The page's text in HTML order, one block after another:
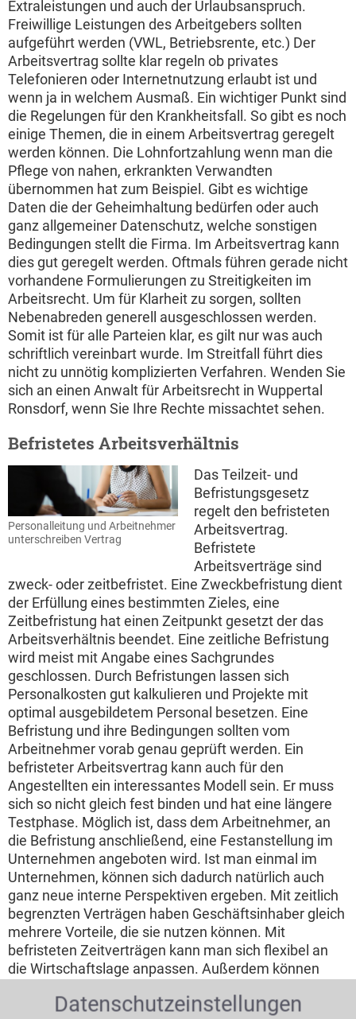
Extraleistungen und auch der Urlaubsanspruch.
Freiwillige Leistungen des Arbeitgebers sollten
aufgeführt werden (VWL, Betriebsrente, etc.) Der
Arbeitsvertrag sollte klar regeln ob privates
Telefonieren oder Internetnutzung erlaubt ist und
wenn ja in welchem Ausmaß. Ein wichtiger Punkt sind
die Regelungen für den Krankheitsfall. So gibt es noch
einige Themen, die in einem Arbeitsvertrag geregelt
werden können. Die Lohnfortzahlung wenn man die
Pflege von nahen, erkrankten Verwandten
übernommen hat zum Beispiel. Gibt es wichtige
Daten die der Geheimhaltung bedürfen oder auch
ganz allgemeiner Datenschutz, welche sonstigen
Bedingungen stellt die Firma. Im Arbeitsvertrag kann
dies gut geregelt werden. Oftmals führen gerade nicht
vorhandene Formulierungen zu Streitigkeiten im
Arbeitsrecht. Um für Klarheit zu sorgen, sollten
Nebenabreden generell ausgeschlossen werden.
Somit ist für alle Parteien klar, es gilt nur was auch
schriftlich vereinbart wurde. Im Streitfall führt dies
nicht zu unnötig komplizierten Verfahren. Wenden Sie
sich an einen Anwalt für Arbeitsrecht in Wuppertal
Ronsdorf, wenn Sie Ihre Rechte missachtet sehen.
Befristetes Arbeitsverhältnis
Personalleitung und Arbeitnehmer
unterschreiben Vertrag
Das Teilzeit- und
Befristungsgesetz
regelt den befristeten
Arbeitsvertrag.
Befristete
Arbeitsverträge sind
zweck- oder zeitbefristet. Eine Zweckbefristung dient
der Erfüllung eines bestimmten Zieles, eine
Zeitbefristung hat einen Zeitpunkt gesetzt der das
Arbeitsverhältnis beendet. Eine zeitliche Befristung
wird meist mit Angabe eines Sachgrundes
geschlossen. Durch Befristungen lassen sich
Personalkosten gut kalkulieren und Projekte mit
optimal ausgebildetem Personal besetzen. Eine
Befristung und ihre Bedingungen sollten vom
Arbeitnehmer vorab genau geprüft werden. Ein
befristeter Arbeitsvertrag kann auch für den
Angestellten ein interessantes Modell sein. Er muss
sich so nicht gleich fest binden und hat eine längere
Testphase. Möglich ist, dass dem Arbeitnehmer, an
die Befristung anschließend, eine Festanstellung im
Unternehmen angeboten wird. Ist man einmal im
Unternehmen, können sich dadurch natürlich auch
ganz neue interne Perspektiven ergeben. Mit zeitlich
begrenzten Verträgen haben Geschäftsinhaber gleich
mehrere Vorteile, die sie nutzen können. Mit
befristeten Zeitverträgen kann man sich flexibel an
die Wirtschaftslage anpassen. Außerdem können
ob der befristete Beschäftigte auf die Stelle und ins
Datenschutzeinstellungen